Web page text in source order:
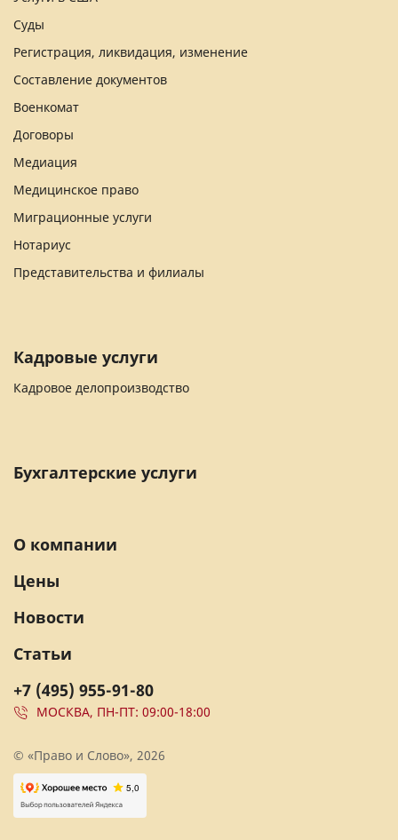
Суды
Регистрация, ликвидация, изменение
Составление документов
Военкомат
Договоры
Медиация
Медицинское право
Миграционные услуги
Нотариус
Представительства и филиалы
Кадровые услуги
Кадровое делопроизводство
Бухгалтерские услуги
+7 (495) 955-91-80
МОСКВА, ПН-ПТ: 09:00-18:00
О компании
Цены
Новости
Статьи
© «Право и Слово», 2026